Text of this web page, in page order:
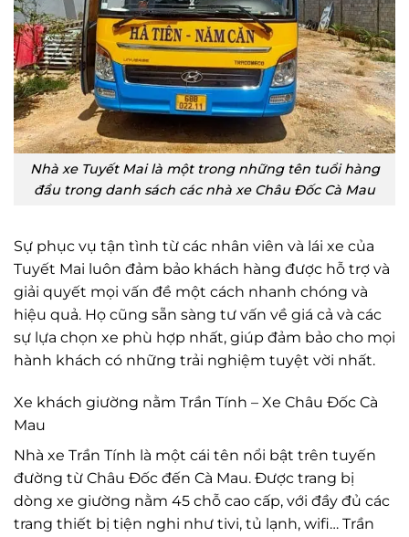
Nhà xe Tuyết Mai là một trong những tên tuổi hàng
đầu trong danh sách các nhà xe Châu Đốc Cà Mau
Sự phục vụ tận tình từ các nhân viên và lái xe của
Tuyết Mai luôn đảm bảo khách hàng được hỗ trợ và
giải quyết mọi vấn đề một cách nhanh chóng và
hiệu quả. Họ cũng sẵn sàng tư vấn về giá cả và các
sự lựa chọn xe phù hợp nhất, giúp đảm bảo cho mọi
hành khách có những trải nghiệm tuyệt vời nhất.
Xe khách giường nằm Trần Tính – Xe Châu Đốc Cà
Mau
Nhà xe Trần Tính là một cái tên nổi bật trên tuyến
đường từ Châu Đốc đến Cà Mau. Được trang bị
dòng xe giường nằm 45 chỗ cao cấp, với đầy đủ các
trang thiết bị tiện nghi như tivi, tủ lạnh, wifi… Trần